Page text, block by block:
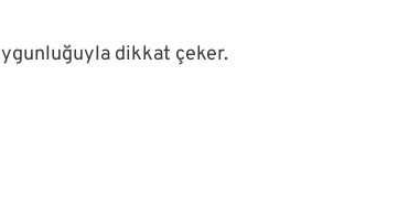
dikkat çeker.